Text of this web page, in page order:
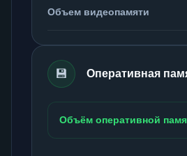
Объем видеопамяти
💾 Оперативная
Объём оперативной